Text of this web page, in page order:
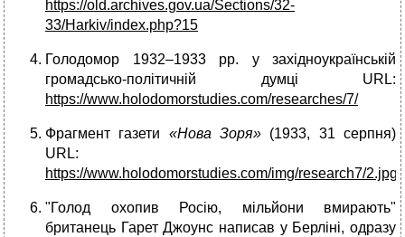
https://old.archives.gov.ua/Sections/32-
33/Harkiv/index.php?15
Голодомор 1932–1933 рр. у західноукраїнській
громадсько-політичній думці URL:
https://www.holodomorstudies.com/researches/7/
Фрагмент газети «Нова Зоря» (1933, 31 серпня)
URL:
https://www.holodomorstudies.com/img/research7/2.jpg
"Голод охопив Росію, мільйони вмирають"
британець Гарет Джоунс написав у Берліні, одразу